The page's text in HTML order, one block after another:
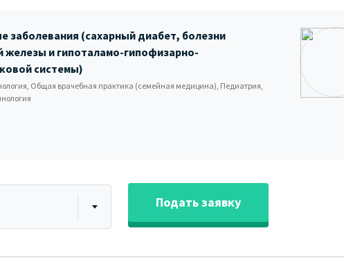
заболевания (сахарный диабет, болезни
и гипоталамо-гипофизарно-
системы)
Общая врачебная практика (семейная медицина), Педиатрия,
Подать заявку